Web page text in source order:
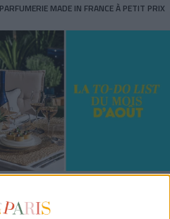
MADE IN FRANCE À PETIT PRIX